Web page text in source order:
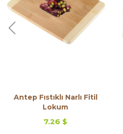
Antep Fıstıklı Narlı Fitil
Lokum
7.26 $